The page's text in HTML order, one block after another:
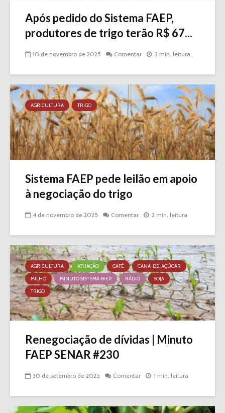
Após pedido do Sistema FAEP,
produtores de trigo terão R$ 67...
10 de novembro de 2025 Comentar 3 min. leitura
AGRICULTURA TRIGO
Sistema FAEP pede leilão em apoio
à negociação do trigo
4 de novembro de 2025 Comentar 2 min. leitura
AGRICULTURA ATUAÇÃO CAFÉ
CANA-DE-AÇÚCAR
MILHO
MINUTO SISTEMA FAEP RÁDIO
SOJA
TRIGO
Renegociação de dívidas | Minuto
FAEP SENAR #230
30 de setembro de 2025 Comentar 1 min. leitura